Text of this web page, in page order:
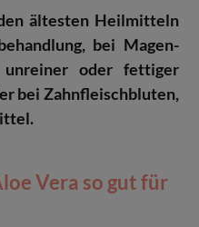
ältesten Heilmitteln
bei Magen-
unreiner oder fettiger
bei Zahnfleischbluten,
Vera so gut für